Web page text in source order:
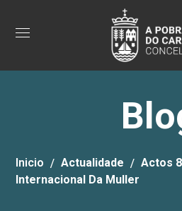
Inicio Actualidade
Actos
Internacional Da Muller